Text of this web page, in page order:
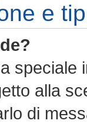
e
speciale
alla
di